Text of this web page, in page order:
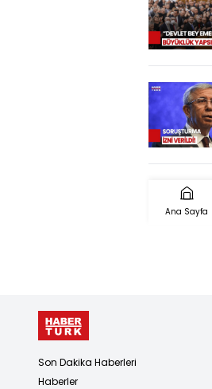
Ana Sayfa
Son Dakika Haberleri
Haberler